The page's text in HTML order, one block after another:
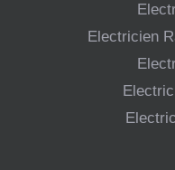
Electricien